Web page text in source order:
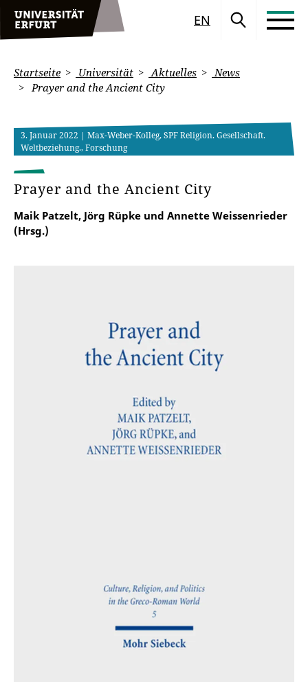
EN
Startseite Universität Aktuelles
News
Prayer and the Ancient City
3. Januar 2022 | Max-Weber-Kolleg, SPF Religion. Gesellschaft.
Weltbeziehung., Forschung
Prayer and the Ancient City
Maik Patzelt, Jörg Rüpke und Annette Weissenrieder
(Hrsg.)